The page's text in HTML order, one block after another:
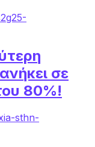
σε
80%!